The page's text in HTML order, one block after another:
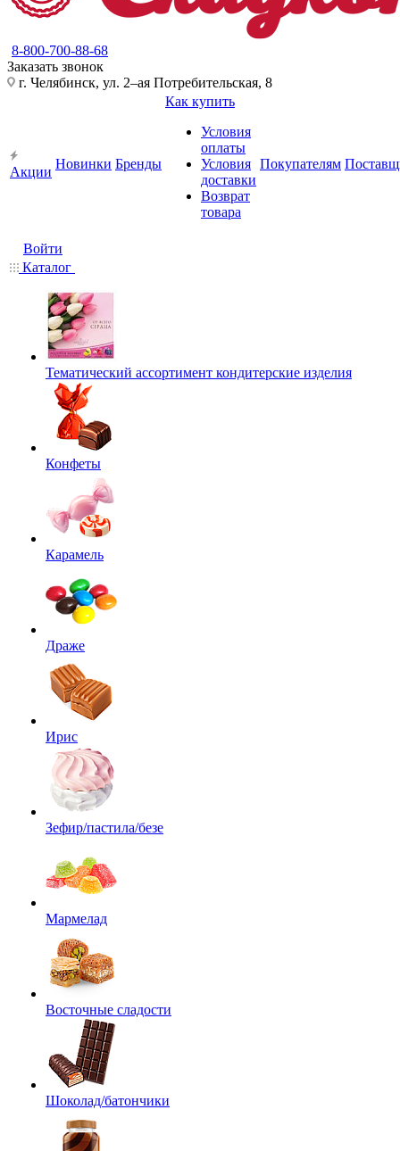
8-800-700-88-68
Заказать звонок
г. Челябинск, ул. 2–ая Потребительская, 8
Акции
Новинки Бренды
Как купить
Условия
оплаты
Условия
доставки
Возврат
товара
Покупателям
Войти
Каталог
Тематический ассортимент кондитерские изделия
Конфеты
Карамель
Драже
Ирис
Зефир/пастила/безе
Мармелад
Восточные сладости
Шоколад/батончики